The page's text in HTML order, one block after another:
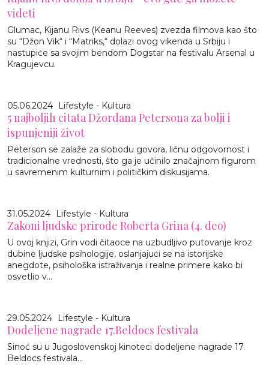
videti
Glumac, Kijanu Rivs (Keanu Reeves) zvezda filmova kao što
su “Džon Vik“ i “Matriks,“ dolazi ovog vikenda u Srbiju i
nastupiće sa svojim bendom Dogstar na festivalu Arsenal u
Kragujevcu.
05.06.2024 Lifestyle - Kultura
5 najboljih citata Džordana Petersona za bolji i
ispunjeniji život
Peterson se zalaže za slobodu govora, ličnu odgovornost i
tradicionalne vrednosti, što ga je učinilo značajnom figurom
u savremenim kulturnim i političkim diskusijama.
31.05.2024 Lifestyle - Kultura
Zakoni ljudske prirode Roberta Grina (4. deo)
U ovoj knjizi, Grin vodi čitaoce na uzbudljivo putovanje kroz
dubine ljudske psihologije, oslanjajući se na istorijske
anegdote, psihološka istraživanja i realne primere kako bi
osvetlio v...
29.05.2024 Lifestyle - Kultura
Dodeljene nagrade 17.Beldocs festivala
Sinoć su u Jugoslovenskoj kinoteci dodeljene nagrade 17.
Beldocs festivala...